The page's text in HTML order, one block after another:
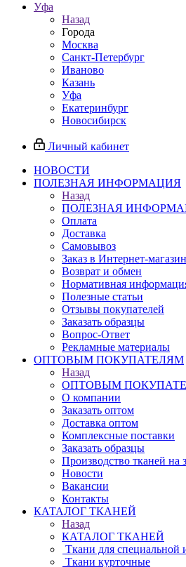
Уфа
Назад
Города
Москва
Санкт-Петербург
Иваново
Казань
Уфа
Екатеринбург
Новосибирск
Личный кабинет
НОВОСТИ
ПОЛЕЗНАЯ ИНФОРМАЦИЯ
Назад
ПОЛЕЗНАЯ
Оплата
Доставка
Самовывоз
Заказ в Интернет-
Возврат и обмен
Нормативная
Полезные статьи
Отзывы покупателей
Заказать образцы
Вопрос-Ответ
Рекламные материалы
ОПТОВЫМ ПОКУПАТЕЛЯМ
Назад
ОПТОВЫМ
О компании
Заказать оптом
Доставка оптом
Комплексные поставки
Заказать образцы
Производство тканей на
Новости
Вакансии
Контакты
КАТАЛОГ ТКАНЕЙ
Назад
КАТАЛОГ ТКАНЕЙ
Ткани для специальной
Ткани курточные